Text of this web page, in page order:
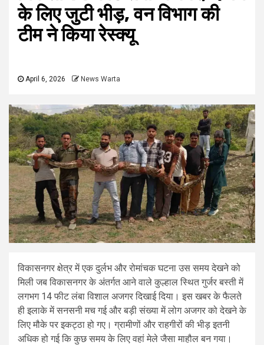
के लिए जुटी भीड़, वन विभाग की
टीम ने किया रेस्क्यू
April 6, 2026 News Warta
विकासनगर क्षेत्र में एक दुर्लभ और रोमांचक घटना उस समय देखने को
मिली जब विकासनगर के अंतर्गत आने वाले कुल्हाल स्थित गुर्जर बस्ती में
लगभग 14 फीट लंबा विशाल अजगर दिखाई दिया। इस खबर के फैलते
ही इलाके में सनसनी मच गई और बड़ी संख्या में लोग अजगर को देखने के
लिए मौके पर इकट्ठा हो गए। ग्रामीणों और राहगीरों की भीड़ इतनी
अधिक हो गई कि कुछ समय के लिए वहां मेले जैसा माहौल बन गया।